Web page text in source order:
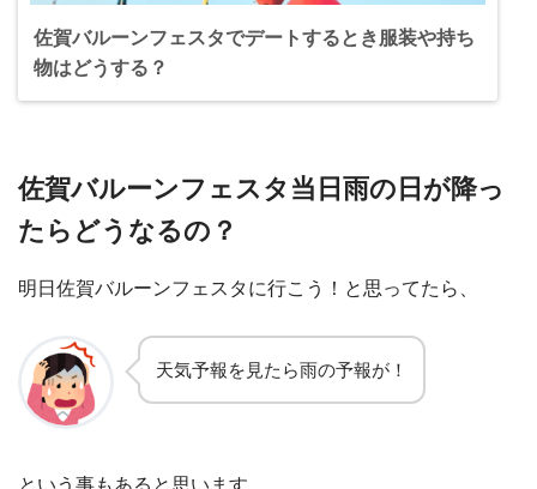
佐賀バルーンフェスタでデートするとき服装や持ち
物はどうする？
佐賀バルーンフェスタ当日雨の日が降っ
たらどうなるの？
明日佐賀バルーンフェスタに行こう！と思ってたら、
天気予報を見たら雨の予報が！